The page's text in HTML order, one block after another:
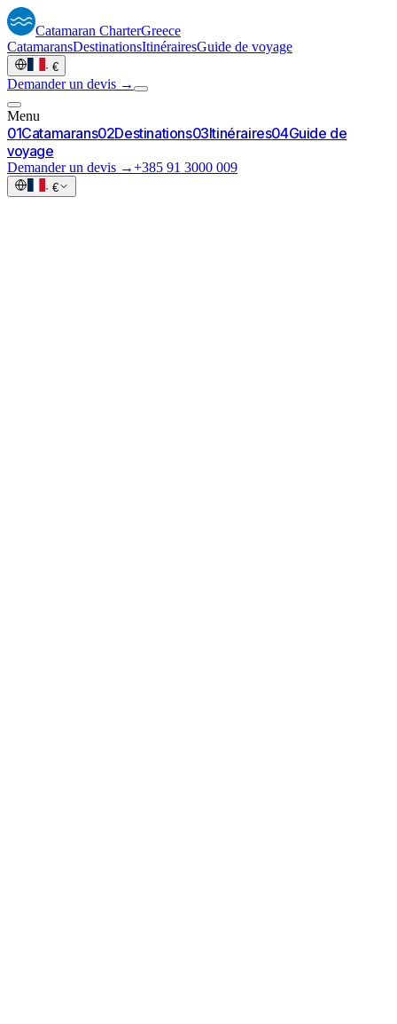
Catamaran CharterGreece
CatamaransDestinationsItinérairesGuide de voyage
· €
Demander un devis →
Menu
01Catamarans02Destinations03Itinéraires04Guide de
voyage
Demander un devis →+385 91 3000 009
· €